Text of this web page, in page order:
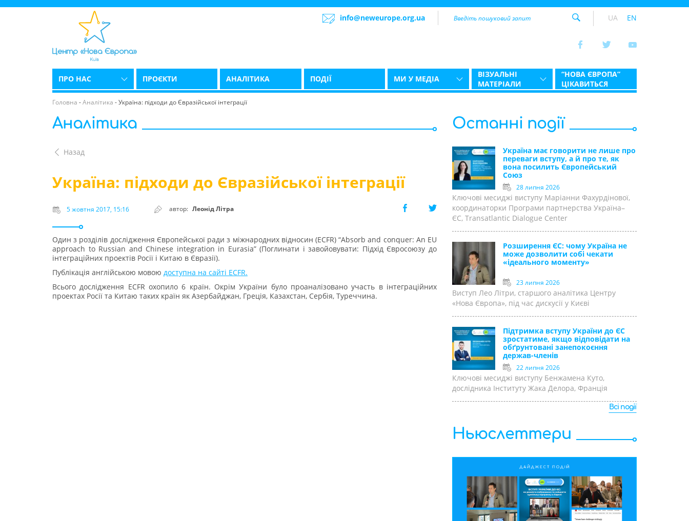
info@neweurope.org.ua UA EN
ПРО НАС ПРОЄКТИ АНАЛІТИКА ПОДІЇ МИ У МЕДІА
ВІЗУАЛЬНІ
МАТЕРІАЛИ
“НОВА ЄВРОПА”
ЦІКАВИТЬСЯ
Головна -Аналітика -Україна: підходи до Євразійської інтеграції
Аналітика
Назад
Україна: підходи до Євразійської інтеграції
5 жовтня 2017, 15:16 автор: Леонід Літра
Один з розділів дослідження Європейської ради з міжнародних відносин (ECFR) “Absorb and conquer: An EU
approach to Russian and Chinese integration in Eurasia” (Поглинати і завойовувати: Підхід Євросоюзу до
інтеграційних проектів Росії і Китаю в Євразії).
Публікація англійською мовою доступна на сайті ECFR.
Всього дослідження ECFR охопило 6 країн. Окрім України було проаналізовано участь в інтеграційних
проектах Росії та Китаю таких країн як Азербайджан, Греція, Казахстан, Сербія, Туреччина.
Останні події
Україна має говорити не лише про
переваги вступу, а й про те, як
вона посилить Європейський
Союз
28 липня 2026
Ключові месиджі виступу Маріанни Фахурдінової,
координаторки Програми партнерства Україна–
ЄС, Transatlantic Dialogue Center
Розширення ЄС: чому Україна не
може дозволити собі чекати
«ідеального моменту»
23 липня 2026
Виступ Лео Літри, старшого аналітика Центру
«Нова Європа», під час дискусії у Києві
Підтримка вступу України до ЄС
зростатиме, якщо відповідати на
обґрунтовані занепокоєння
держав-членів
22 липня 2026
Ключові месиджі виступу Бенжамена Куто,
дослідника Інституту Жака Делора, Франція
Всі події
Ньюслеттери